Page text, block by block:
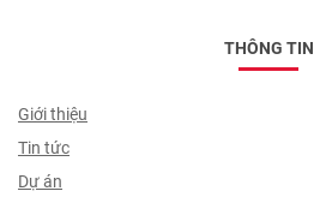
THÔNG TIN
Giới thiệu
Tin tức
Dự án